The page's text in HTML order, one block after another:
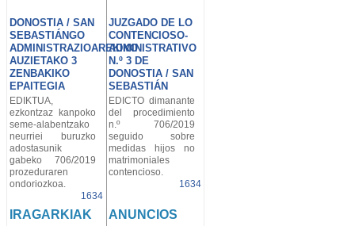
DONOSTIA / SAN
SEBASTIÁNGO
ADMINISTRAZIOAREKIKO
AUZIETAKO 3
ZENBAKIKO
EPAITEGIA
JUZGADO DE LO
CONTENCIOSO-
ADMINISTRATIVO
N.º 3 DE
DONOSTIA / SAN
SEBASTIÁN
EDIKTUA,
ezkontzaz kanpoko
seme-alabentzako
neurriei buruzko
adostasunik
gabeko 706/2019
prozeduraren
ondoriozkoa.
1634
EDICTO dimanante
del procedimiento
n.º 706/2019
seguido sobre
medidas hijos no
matrimoniales
contencioso.
1634
IRAGARKIAK ANUNCIOS